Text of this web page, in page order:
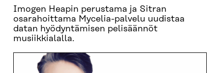
Imogen Heapin perustama ja Sitran
osarahoittama Mycelia-palvelu uudistaa
datan hyödyntämisen pelisäännöt
musiikkialalla.